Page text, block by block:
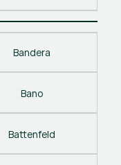
Bandera
Bano
Battenfeld